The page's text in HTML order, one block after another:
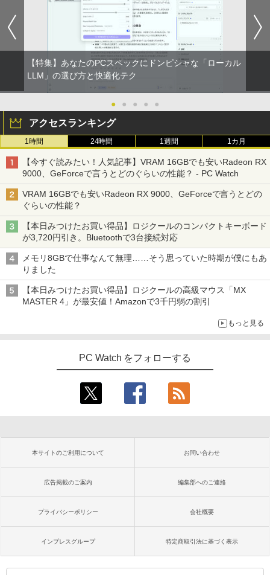
【特集】あなたのPCスペックにドンピシャな「ローカル
LLM」の選び方と快適化テク
● ● ● ● ●
アクセスランキング
1時間 24時間 1週間 1カ月
【今すぐ読みたい！人気記事】VRAM 16GBでも安いRadeon RX
9000、GeForceで言うとどのぐらいの性能？ - PC Watch
VRAM 16GBでも安いRadeon RX 9000、GeForceで言うとどの
ぐらいの性能？
【本日みつけたお買い得品】ロジクールのコンパクトキーボード
が3,720円引き。Bluetoothで3台接続対応
メモリ8GBで仕事なんて無理……そう思っていた時期が僕にもあ
りました
【本日みつけたお買い得品】ロジクールの高級マウス「MX
MASTER 4」が最安値！Amazonで3千円弱の割引
もっと見る
PC Watch をフォローする
本サイトのご利用について お問い合わせ
広告掲載のご案内 編集部へのご連絡
プライバシーポリシー 会社概要
インプレスグループ 特定商取引法に基づく表示